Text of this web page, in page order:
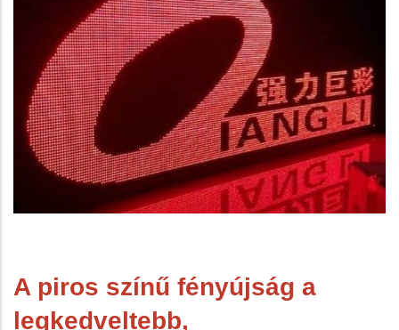
A piros színű fényújság a
legkedveltebb,